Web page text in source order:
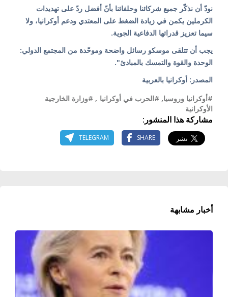
نودّ أن نذكّر جميع شركائنا وحلفائنا بأنّ أفضل ردّ على تهديدات
الكرملين يكمن في زيادة الضغط على المعتدي ودعم أوكرانيا، ولا
سيما تعزيز قدراتها الدفاعية الجوية.
يجب أن تتلقى موسكو رسائل واضحة وموحّدة من المجتمع الدولي:
الوحدة والقوة والتمسك بالمبادئ".
المصدر: أوكرانيا بالعربية
#أوكرانيا وروسيا, #الحرب في أوكرانيا , #وزارة الخارجية
الأوكرانية
مشاركة هذا المنشور:
SHARE
TELEGRAM
أخبار مشابهة